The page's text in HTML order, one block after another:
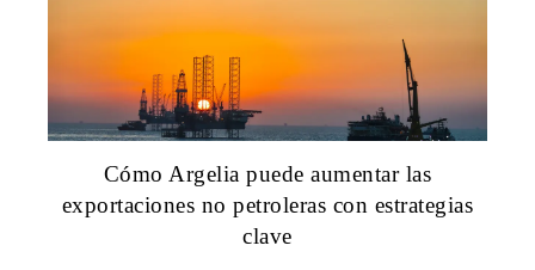
Cómo Argelia puede aumentar las
exportaciones no petroleras con estrategias
clave